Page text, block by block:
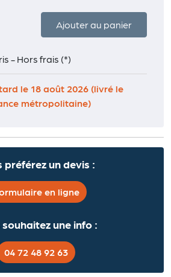
Ajouter au panier
- Hors frais (*)
le 18 août 2026 (livré le
métropolitaine)
préférez un devis :
en ligne
souhaitez une info :
04 72 48 92 63